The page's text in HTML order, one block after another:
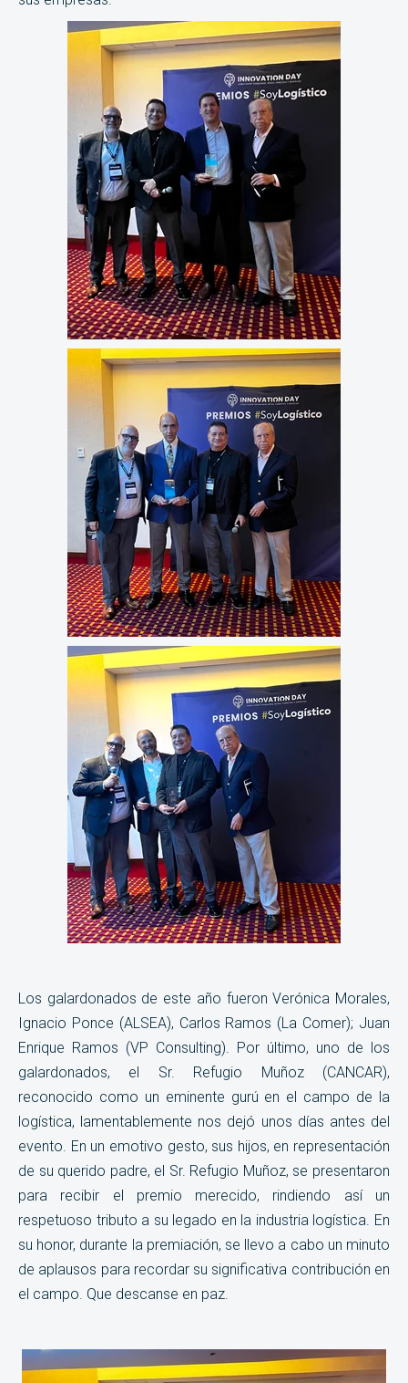
Los galardonados de este año fueron Verónica Morales,
Ignacio Ponce (ALSEA), Carlos Ramos (La Comer); Juan
Enrique Ramos (VP Consulting). Por último, uno de los
galardonados, el Sr. Refugio Muñoz (CANCAR),
reconocido como un eminente gurú en el campo de la
logística, lamentablemente nos dejó unos días antes del
evento. En un emotivo gesto, sus hijos, en representación
de su querido padre, el Sr. Refugio Muñoz, se presentaron
para recibir el premio merecido, rindiendo así un
respetuoso tributo a su legado en la industria logística. En
su honor, durante la premiación, se llevo a cabo un minuto
de aplausos para recordar su significativa contribución en
el campo. Que descanse en paz.